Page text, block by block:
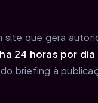
site que gera
24 horas por
do briefing à